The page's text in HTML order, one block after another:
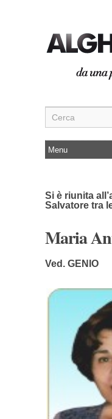
Si è riunita
Salvatore tra
Maria
Ved. GENIO